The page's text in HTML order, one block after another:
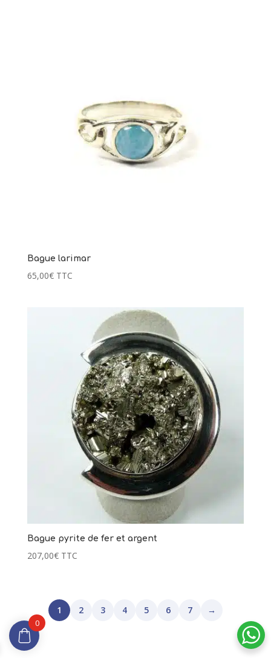
1 avis
Bague larimar
65,00€ TTC
Bague pyrite de fer et argent
207,00€ TTC
1 2 3 4 5 6 7 →
0